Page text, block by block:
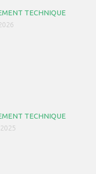
TECHNIQUE
TECHNIQUE